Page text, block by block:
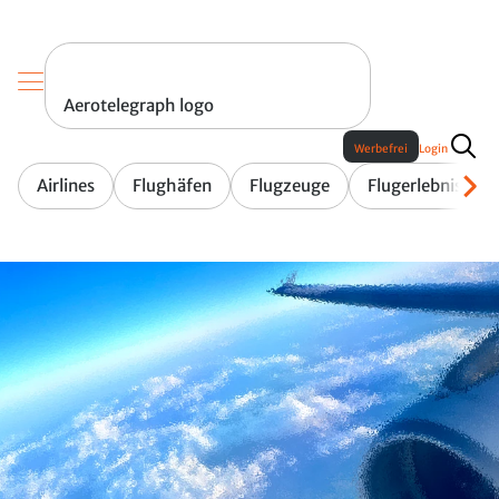
Aerotelegraph logo
Airlines Flughäfen Flugzeuge Flugerlebnis
Werbefrei Login